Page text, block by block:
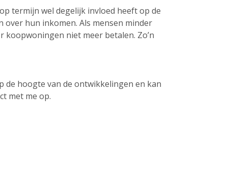
termijn wel degelijk invloed heeft op de
hun inkomen. Als mensen minder
niet meer betalen. Zo’n
de hoogte van de ontwikkelingen en kan
met me op.